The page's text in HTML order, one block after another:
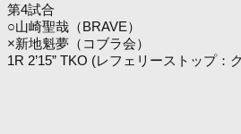
第4試合
○山崎聖哉（BRAVE）
×新地魁夢（コブラ会）
1R 2’15” TKO (レフェリーストップ：